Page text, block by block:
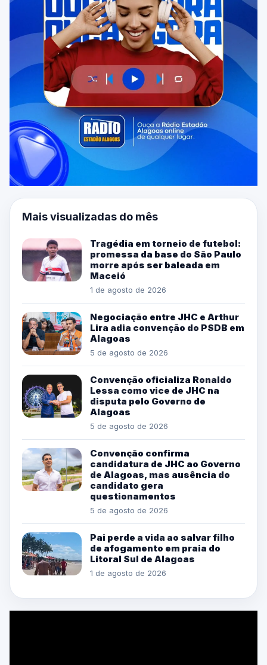
Mais visualizadas do mês
Tragédia em torneio de futebol:
promessa da base do São Paulo
morre após ser baleada em
Maceió
1 de agosto de 2026
Negociação entre JHC e Arthur
Lira adia convenção do PSDB em
Alagoas
5 de agosto de 2026
Convenção oficializa Ronaldo
Lessa como vice de JHC na
disputa pelo Governo de
Alagoas
5 de agosto de 2026
Convenção confirma
candidatura de JHC ao Governo
de Alagoas, mas ausência do
candidato gera
questionamentos
5 de agosto de 2026
Pai perde a vida ao salvar filho
de afogamento em praia do
Litoral Sul de Alagoas
1 de agosto de 2026